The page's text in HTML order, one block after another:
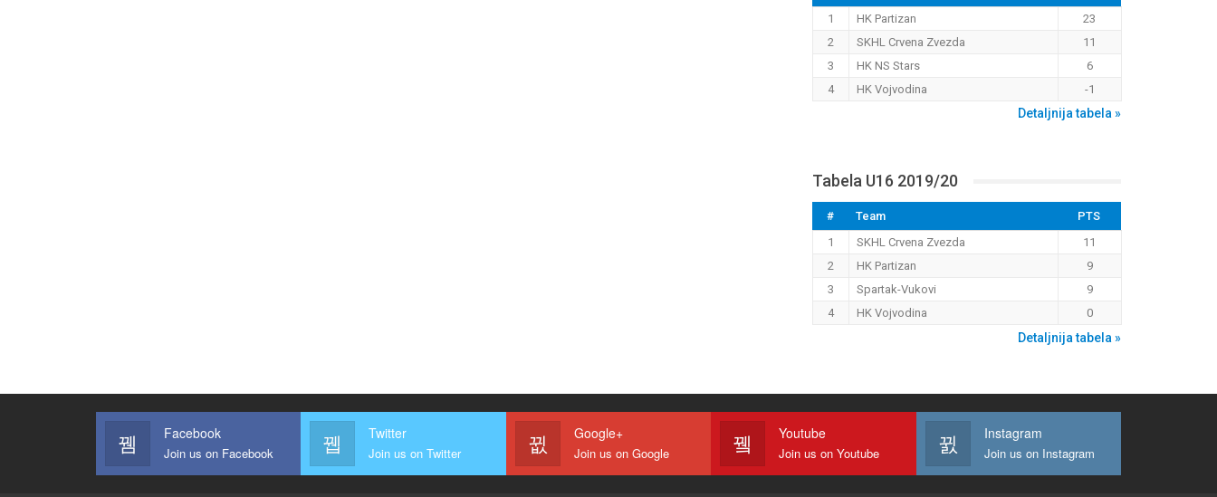
1
HK Partizan
23
2
SKHL Crvena Zvezda
11
3
HK NS Stars
6
4
HK Vojvodina -1
Detaljnija tabela »
Tabela U16 2019/20
# Team
PTS
1
SKHL Crvena Zvezda
11
2
HK Partizan
9
3
Spartak-Vukovi
9
4
HK Vojvodina 0
Detaljnija tabela »
Facebook
Join us on Facebook
Twitter
Join us on Twitter
Google+
Join us on Google
Youtube
Join us on Youtube
Instagram
Join us on Instagram